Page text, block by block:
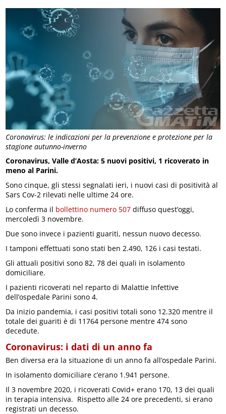
Coronavirus: le indicazioni per la prevenzione e protezione per la
stagione autunno-inverno
Coronavirus, Valle d’Aosta: 5 nuovi positivi, 1 ricoverato in
meno al Parini.
Sono cinque, gli stessi segnalati ieri, i nuovi casi di positività al
Sars Cov-2 rilevati nelle ultime 24 ore.
Lo conferma il bollettino numero 507 diffuso quest’oggi,
mercoledì 3 novembre.
Due sono invece i pazienti guariti, nessun nuovo decesso.
I tamponi effettuati sono stati ben 2.490, 126 i casi testati.
Gli attuali positivi sono 82, 78 dei quali in isolamento
domiciliare.
I pazienti ricoverati nel reparto di Malattie Infettive
dell’ospedale Parini sono 4.
Da inizio pandemia, i casi positivi totali sono 12.320 mentre il
totale dei guariti è di 11764 persone mentre 474 sono
decedute.
Coronavirus: i dati di un anno fa
Ben diversa era la situazione di un anno fa all’ospedale Parini.
In isolamento domiciliare c’erano 1.941 persone.
Il 3 novembre 2020, i ricoverati Covid+ erano 170, 13 dei quali
in terapia intensiva. Rispetto alle 24 ore precedenti, si erano
registrati un decesso.